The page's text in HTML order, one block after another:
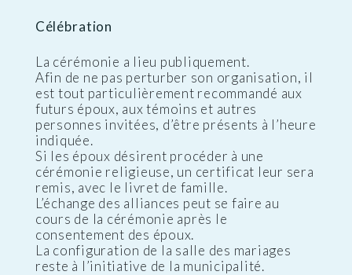
Célébration
La cérémonie a lieu publiquement.
Afin de ne pas perturber son organisation, il
est tout particulièrement recommandé aux
futurs époux, aux témoins et autres
personnes invitées, d’être présents à l’heure
indiquée.
Si les époux désirent procéder à une
cérémonie religieuse, un certificat leur sera
remis, avec le livret de famille.
L’échange des alliances peut se faire au
cours de la cérémonie après le
consentement des époux.
La configuration de la salle des mariages
reste à l’initiative de la municipalité.